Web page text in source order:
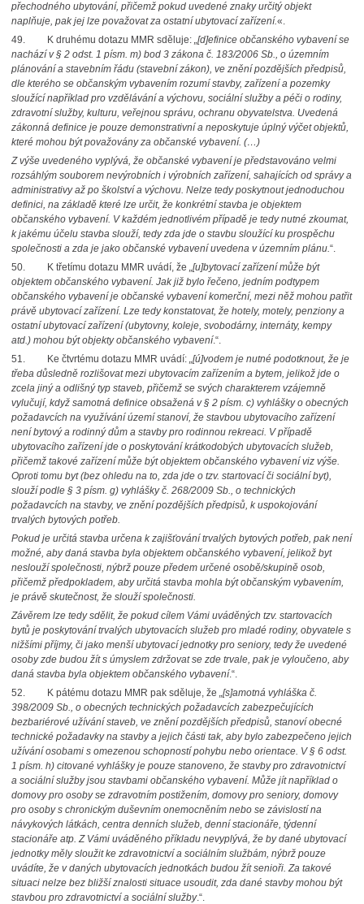
přechodného ubytování, přičemž pokud uvedené znaky určitý objekt
naplňuje, pak jej lze považovat za ostatní ubytovací zařízení.«.
49. K druhému dotazu MMR sděluje: „[d]efinice občanského vybavení se
nachází v § 2 odst. 1 písm. m) bod 3 zákona č. 183/2006 Sb., o územním
plánování a stavebním řádu (stavební zákon), ve znění pozdějších předpisů,
dle kterého se občanským vybavením rozumí stavby, zařízení a pozemky
sloužící například pro vzdělávání a výchovu, sociální služby a péči o rodiny,
zdravotní služby, kulturu, veřejnou správu, ochranu obyvatelstva. Uvedená
zákonná definice je pouze demonstrativní a neposkytuje úplný výčet objektů,
které mohou být považovány za občanské vybavení. (…)
Z výše uvedeného vyplývá, že občanské vybavení je představováno velmi
rozsáhlým souborem nevýrobních i výrobních zařízení, sahajících od správy a
administrativy až po školství a výchovu. Nelze tedy poskytnout jednoduchou
definici, na základě které lze určit, že konkrétní stavba je objektem
občanského vybavení. V každém jednotlivém případě je tedy nutné zkoumat,
k jakému účelu stavba slouží, tedy zda jde o stavbu sloužící ku prospěchu
společnosti a zda je jako občanské vybavení uvedena v územním plánu.“.
50. K třetímu dotazu MMR uvádí, že „[u]bytovací zařízení může být
objektem občanského vybavení. Jak již bylo řečeno, jedním podtypem
občanského vybavení je občanské vybavení komerční, mezi něž mohou patřit
právě ubytovací zařízení. Lze tedy konstatovat, že hotely, motely, penziony a
ostatní ubytovací zařízení (ubytovny, koleje, svobodárny, internáty, kempy
atd.) mohou být objekty občanského vybavení.“.
51. Ke čtvrtému dotazu MMR uvádí: „[ú]vodem je nutné podotknout, že je
třeba důsledně rozlišovat mezi ubytovacím zařízením a bytem, jelikož jde o
zcela jiný a odlišný typ staveb, přičemž se svých charakterem vzájemně
vylučují, když samotná definice obsažená v § 2 písm. c) vyhlášky o obecných
požadavcích na využívání území stanoví, že stavbou ubytovacího zařízení
není bytový a rodinný dům a stavby pro rodinnou rekreaci. V případě
ubytovacího zařízení jde o poskytování krátkodobých ubytovacích služeb,
přičemž takové zařízení může být objektem občanského vybavení viz výše.
Oproti tomu byt (bez ohledu na to, zda jde o tzv. startovací či sociální byt),
slouží podle § 3 písm. g) vyhlášky č. 268/2009 Sb., o technických
požadavcích na stavby, ve znění pozdějších předpisů, k uspokojování
trvalých bytových potřeb.
Pokud je určitá stavba určena k zajišťování trvalých bytových potřeb, pak není
možné, aby daná stavba byla objektem občanského vybavení, jelikož byt
neslouží společnosti, nýbrž pouze předem určené osobě/skupině osob,
přičemž předpokladem, aby určitá stavba mohla být občanským vybavením,
je právě skutečnost, že slouží společnosti.
Závěrem lze tedy sdělit, že pokud cílem Vámi uváděných tzv. startovacích
bytů je poskytování trvalých ubytovacích služeb pro mladé rodiny, obyvatele s
nižšími příjmy, či jako menší ubytovací jednotky pro seniory, tedy že uvedené
osoby zde budou žít s úmyslem zdržovat se zde trvale, pak je vyloučeno, aby
daná stavba byla objektem občanského vybavení.“.
52. K pátému dotazu MMR pak sděluje, že „[s]amotná vyhláška č.
398/2009 Sb., o obecných technických požadavcích zabezpečujících
bezbariérové užívání staveb, ve znění pozdějších předpisů, stanoví obecné
technické požadavky na stavby a jejich části tak, aby bylo zabezpečeno jejich
užívání osobami s omezenou schopností pohybu nebo orientace. V § 6 odst.
1 písm. h) citované vyhlášky je pouze stanoveno, že stavby pro zdravotnictví
a sociální služby jsou stavbami občanského vybavení. Může jít například o
domovy pro osoby se zdravotním postižením, domovy pro seniory, domovy
pro osoby s chronickým duševním onemocněním nebo se závislostí na
návykových látkách, centra denních služeb, denní stacionáře, týdenní
stacionáře atp. Z Vámi uváděného příkladu nevyplývá, že by dané ubytovací
jednotky měly sloužit ke zdravotnictví a sociálním službám, nýbrž pouze
uvádíte, že v daných ubytovacích jednotkách budou žít senioři. Za takové
situaci nelze bez bližší znalosti situace usoudit, zda dané stavby mohou být
stavbou pro zdravotnictví a sociální služby.“.